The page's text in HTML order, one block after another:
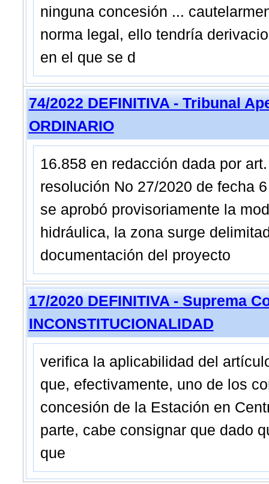
ninguna concesión ...
norma legal, ello tendría
en el que se d
74/2022 DEFINITIVA - Tribunal
ORDINARIO
16.858 en redacción dada por
resolución No 27/2020 de fecha
se aprobó provisoriamente la
hidráulica, la zona surge
documentación del proyecto
17/2020 DEFINITIVA - Suprema
INCONSTITUCIONALIDAD
verifica la aplicabilidad del
que, efectivamente, uno de los
concesión de la Estación en
parte, cabe consignar que dado
que